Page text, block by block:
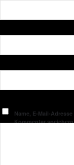
Name, E-Mail-
Kommentar